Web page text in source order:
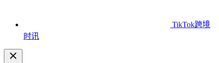
TikTok跨境
时讯